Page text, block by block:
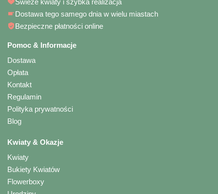
Dostawa tego samego dnia w wielu miastach
Bezpieczne płatności online
Pomoc & Informacje
Dostawa
Opłata
Kontakt
Regulamin
Polityka prywatności
Blog
Kwiaty & Okazje
Kwiaty
Bukiety Kwiatów
Flowerboxy